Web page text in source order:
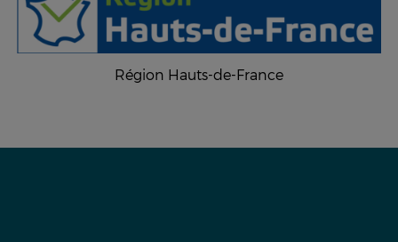
Région Hauts-de-France